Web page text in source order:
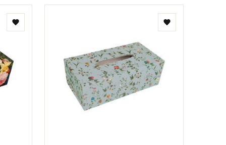
Toevoegen
Toevoegen